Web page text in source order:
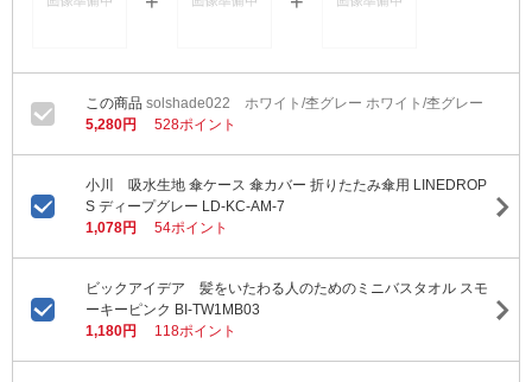
solshade022 ホワイト/杢グレー ホワイト/杢グレー
5,280円
528ポイント
小川 吸水生地 傘ケース 傘カバー 折りたたみ傘用 LINEDROP
S ディープグレー LD-KC-AM-7
1,078円
54ポイント
ビックアイデア 髪をいたわる人のためのミニバスタオル スモ
ーキーピンク BI-TW1MB03
1,180円
118ポイント